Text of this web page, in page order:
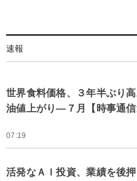
速報
世界食料価格、３年半ぶり
油値上がり―７月【時事通信
07:19
活発なＡＩ投資、業績を後